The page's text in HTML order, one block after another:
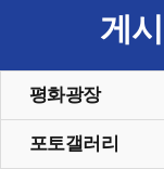
게
평화광장
포토갤러리